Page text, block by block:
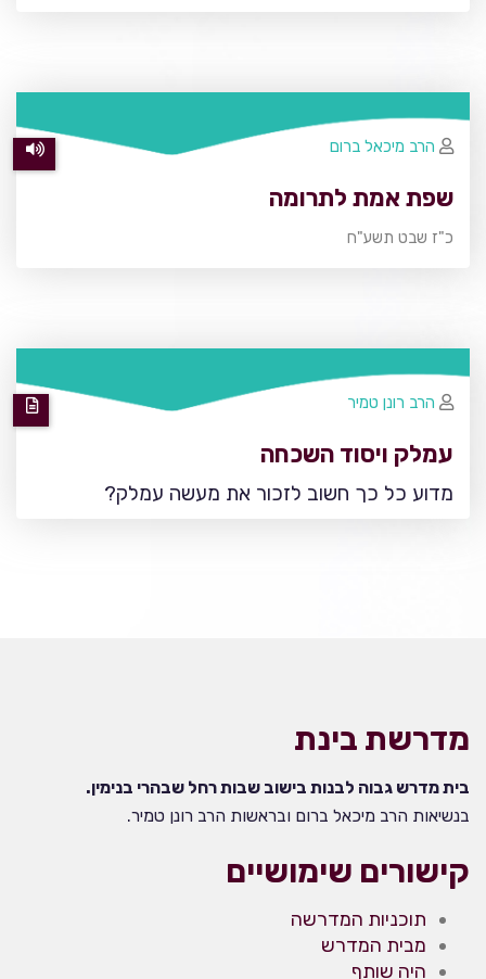
שפת אמת לתרומה
כ"ז שבט תשע"ח
הרב מיכאל ברום
עמלק ויסוד השכחה
מדוע כל כך חשוב לזכור את מעשה עמלק?
הרב רונן טמיר
מדרשת בינת
בית מדרש גבוה לבנות בישוב שבות רחל שבהרי בנימין.
בנשיאות הרב מיכאל ברום ובראשות הרב רונן טמיר.
קישורים שימושיים
תוכניות המדרשה
מבית המדרש
היה שותף